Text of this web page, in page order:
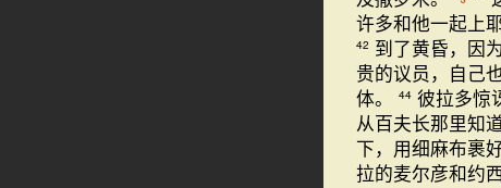
许多和他一起上
42 到了黄昏，因
贵的议员，自己
体。
44 彼拉多惊
从百夫长那里知
下，用细麻布裹
拉的麦尔彦和约